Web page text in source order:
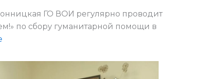
ГО ВОИ регулярно проводит
по сбору гуманитарной помощи в
добра